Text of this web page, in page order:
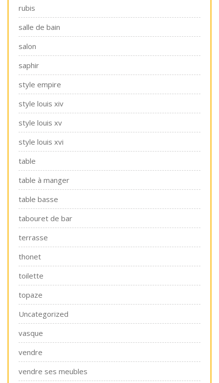
rubis
salle de bain
salon
saphir
style empire
style louis xiv
style louis xv
style louis xvi
table
table à manger
table basse
tabouret de bar
terrasse
thonet
toilette
topaze
Uncategorized
vasque
vendre
vendre ses meubles